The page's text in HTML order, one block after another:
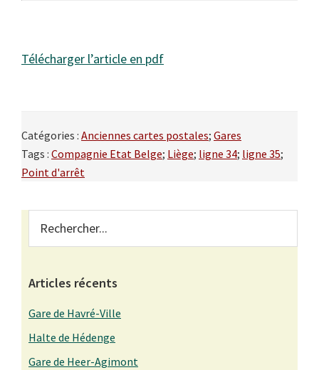
Télécharger l’article en pdf
Catégories : Anciennes cartes postales; Gares
Tags : Compagnie Etat Belge; Liège; ligne 34; ligne 35;
Point d'arrêt
Primary
Sidebar
Articles récents
Gare de Havré-Ville
Halte de Hédenge
Gare de Heer-Agimont